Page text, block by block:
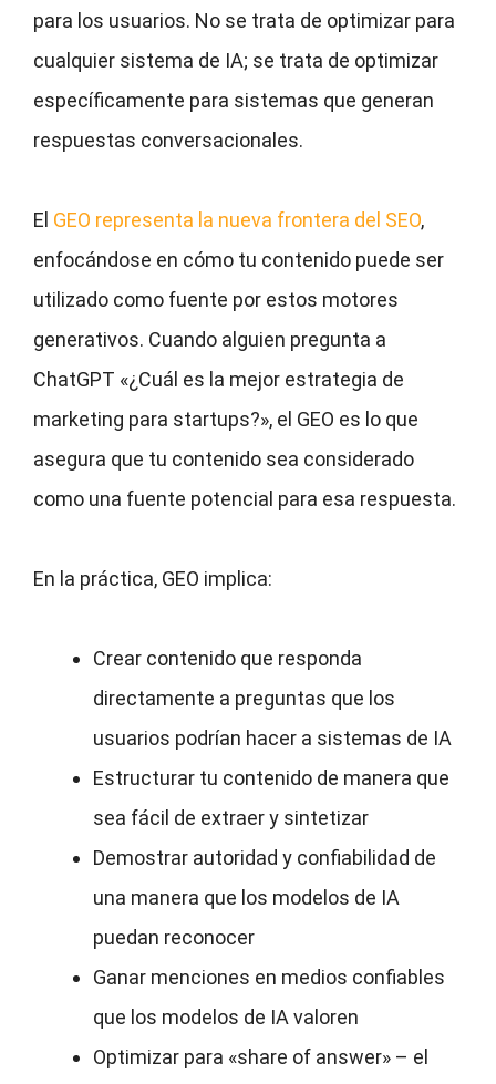
para los usuarios. No se trata de optimizar para
cualquier sistema de IA; se trata de optimizar
específicamente para sistemas que generan
respuestas conversacionales.
El GEO representa la nueva frontera del SEO,
enfocándose en cómo tu contenido puede ser
utilizado como fuente por estos motores
generativos. Cuando alguien pregunta a
ChatGPT «¿Cuál es la mejor estrategia de
marketing para startups?», el GEO es lo que
asegura que tu contenido sea considerado
como una fuente potencial para esa respuesta.
En la práctica, GEO implica:
Crear contenido que responda
directamente a preguntas que los
usuarios podrían hacer a sistemas de IA
Estructurar tu contenido de manera que
sea fácil de extraer y sintetizar
Demostrar autoridad y confiabilidad de
una manera que los modelos de IA
puedan reconocer
Ganar menciones en medios confiables
que los modelos de IA valoren
Optimizar para «share of answer» – el